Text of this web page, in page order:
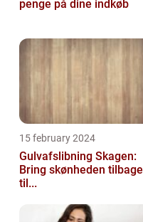
penge på dine indkøb
15 february 2024
Gulvafslibning Skagen:
Bring skønheden tilbage
til...